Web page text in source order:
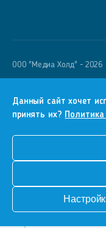
OOO "Медиа Холд" - 2026
16+
Информация для
Условия
Конфиденциальность
Данный сайт хочет
принять их?